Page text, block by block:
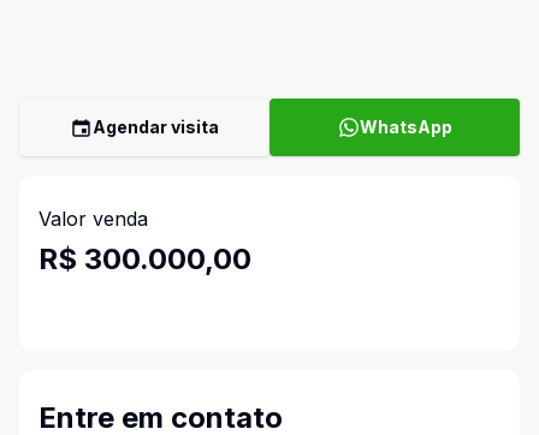
Agendar visita WhatsApp
Valor venda
R$ 300.000,00
Entre em contato